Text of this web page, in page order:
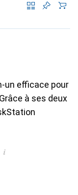
un efficace pour
à ses deux
i